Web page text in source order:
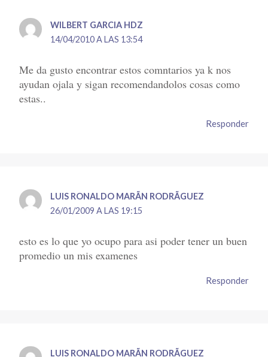
WILBERT GARCIA HDZ
14/04/2010 A LAS 13:54
Me da gusto encontrar estos comntarios ya k nos
ayudan ojala y sigan recomendandolos cosas como
estas..
Responder
LUIS RONALDO MARÃ­N RODRÃ­GUEZ
26/01/2009 A LAS 19:15
esto es lo que yo ocupo para asi poder tener un buen
promedio un mis examenes
Responder
LUIS RONALDO MARÃ­N RODRÃ­GUEZ